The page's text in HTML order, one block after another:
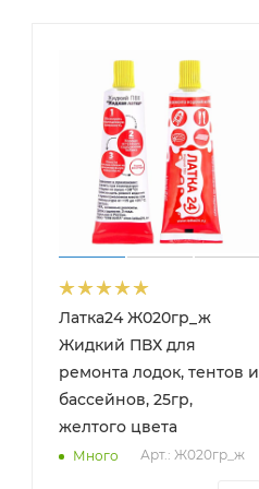
Латка24 Ж020гр_ж
Жидкий ПВХ для
ремонта лодок, тентов и
бассейнов, 25гр,
желтого цвета
Много Арт.: Ж020гр_ж